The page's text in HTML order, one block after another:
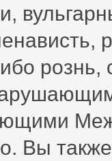
рознь,
Вы